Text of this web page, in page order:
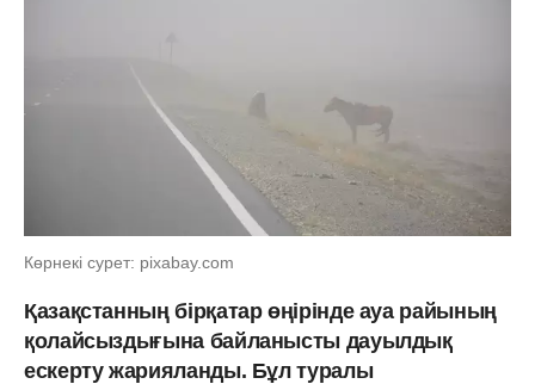
Көрнекі сурет: pixabay.com
Қазақстанның бірқатар өңірінде ауа райының
қолайсыздығына байланысты дауылдық
ескерту жарияланды. Бұл туралы